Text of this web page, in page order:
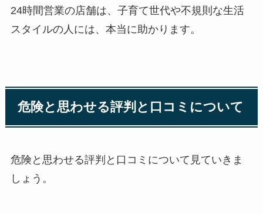
24時間営業の店舗は、子育て世代や不規則な生活
スタイルの人には、本当に助かります。
危険と思わせる評判と口コミについて
危険と思わせる評判と口コミについて見ていきま
しょう。